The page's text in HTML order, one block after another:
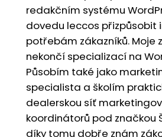
redakčním systému
dovedu leccos přizpůsobit
potřebám zákazníků. Moje
nekončí specializací na
Působím také jako
specialista a školím
dealerskou síť
koordinátorů pod značkou
díky tomu dobře znám